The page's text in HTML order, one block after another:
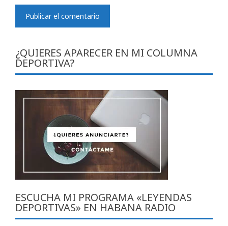
¿QUIERES APARECER EN MI COLUMNA
DEPORTIVA?
ESCUCHA MI PROGRAMA «LEYENDAS
DEPORTIVAS» EN HABANA RADIO